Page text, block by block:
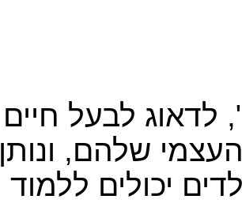
לדאוג לבעל חיים
שלהם, ונותן
יכולים ללמוד